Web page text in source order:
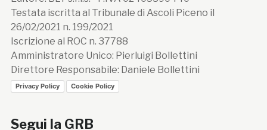
Testata iscritta al Tribunale di Ascoli Piceno il
26/02/2021 n. 199/2021
Iscrizione al ROC n. 37788
Amministratore Unico: Pierluigi Bollettini
Direttore Responsabile: Daniele Bollettini
Privacy Policy Cookie Policy
Segui la GRB